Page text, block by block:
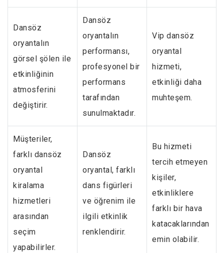
Dansöz
oryantalın
görsel şölen ile
etkinliğinin
atmosferini
değiştirir.
Dansöz
oryantalın
performansı,
profesyonel bir
performans
tarafından
sunulmaktadır.
Vip dansöz
oryantal
hizmeti,
etkinliği daha
muhteşem.
Müşteriler,
farklı dansöz
oryantal
kiralama
hizmetleri
arasından
seçim
yapabilirler.
Dansöz
oryantal, farklı
dans figürleri
ve öğrenim ile
ilgili etkinlik
renklendirir.
Bu hizmeti
tercih etmeyen
kişiler,
etkinliklere
farklı bir hava
katacaklarından
emin olabilir.